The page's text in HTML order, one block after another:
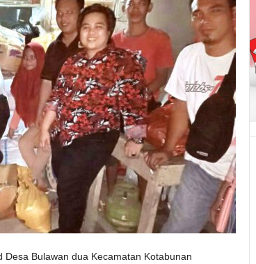
Bulawan dua Kecamatan Kotabunan